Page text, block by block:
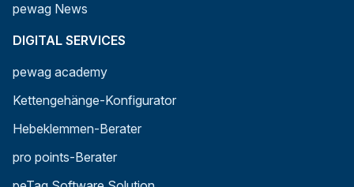
pewag News
DIGITAL SERVICES
pewag academy
Kettengehänge-Konfigurator
Hebeklemmen-Berater
pro points-Berater